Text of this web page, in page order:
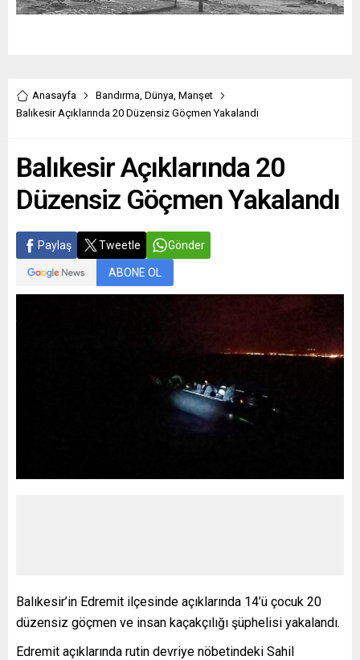
Anasayfa Bandırma, Dünya, Manşet
Balıkesir Açıklarında 20 Düzensiz Göçmen Yakalandı
Balıkesir Açıklarında 20
Düzensiz Göçmen Yakalandı
Paylaş Tweetle Gönder
ABONE OL
Balıkesir’in Edremit ilçesinde açıklarında 14’ü çocuk 20
düzensiz göçmen ve insan kaçakçılığı şüphelisi yakalandı.
Edremit açıklarında rutin devriye nöbetindeki Sahil